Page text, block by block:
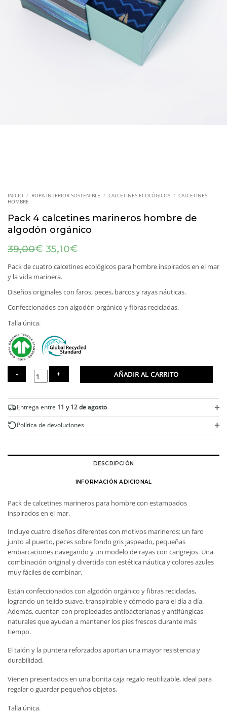
INICIO / ROPA INTERIOR SOSTENIBLE / CALCETINES ECOLÓGICOS / CALCETINES
HOMBRE
Pack 4 calcetines marineros hombre de
algodón orgánico
39,00€ El
precio
original
era:
39,00€.
35,10€
actual
35,10€.
Pack de cuatro calcetines ecológicos para hombre inspirados en el mar
y la vida marinera.
Diseños originales con faros, peces, barcos y rayas náuticas.
Confeccionados con algodón orgánico y fibras recicladas.
Talla única.
4
calcetines
marineros
hombre
orgánico
AÑADIR AL CARRITO
Entrega entre 11 y 12 de agosto +
Política de devoluciones +
DESCRIPCIÓN
INFORMACIÓN ADICIONAL
Pack de calcetines marineros para hombre con estampados
inspirados en el mar.
Incluye cuatro diseños diferentes con motivos marineros: un faro
junto al puerto, peces sobre fondo gris jaspeado, pequeñas
embarcaciones navegando y un modelo de rayas con cangrejos. Una
combinación original y divertida con estética náutica y colores azules
muy fáciles de combinar.
Están confeccionados con algodón orgánico y fibras recicladas,
logrando un tejido suave, transpirable y cómodo para el día a día.
Además, cuentan con propiedades antibacterianas y antifúngicas
naturales que ayudan a mantener los pies frescos durante más
tiempo.
El talón y la puntera reforzados aportan una mayor resistencia y
durabilidad.
Vienen presentados en una bonita caja regalo reutilizable, ideal para
regalar o guardar pequeños objetos.
Talla única.